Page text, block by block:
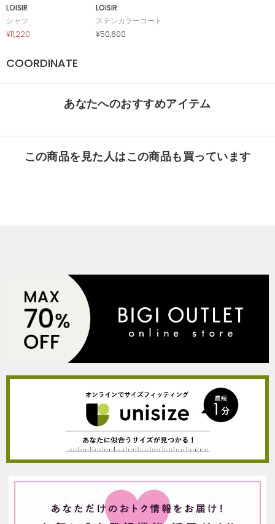
LOISIR
シャツ
¥11,220
LOISIR
ステンカラーコート
¥50,600
COORDINATE
あなたへのおすすめアイテム
この商品を見た人はこの商品も買っています